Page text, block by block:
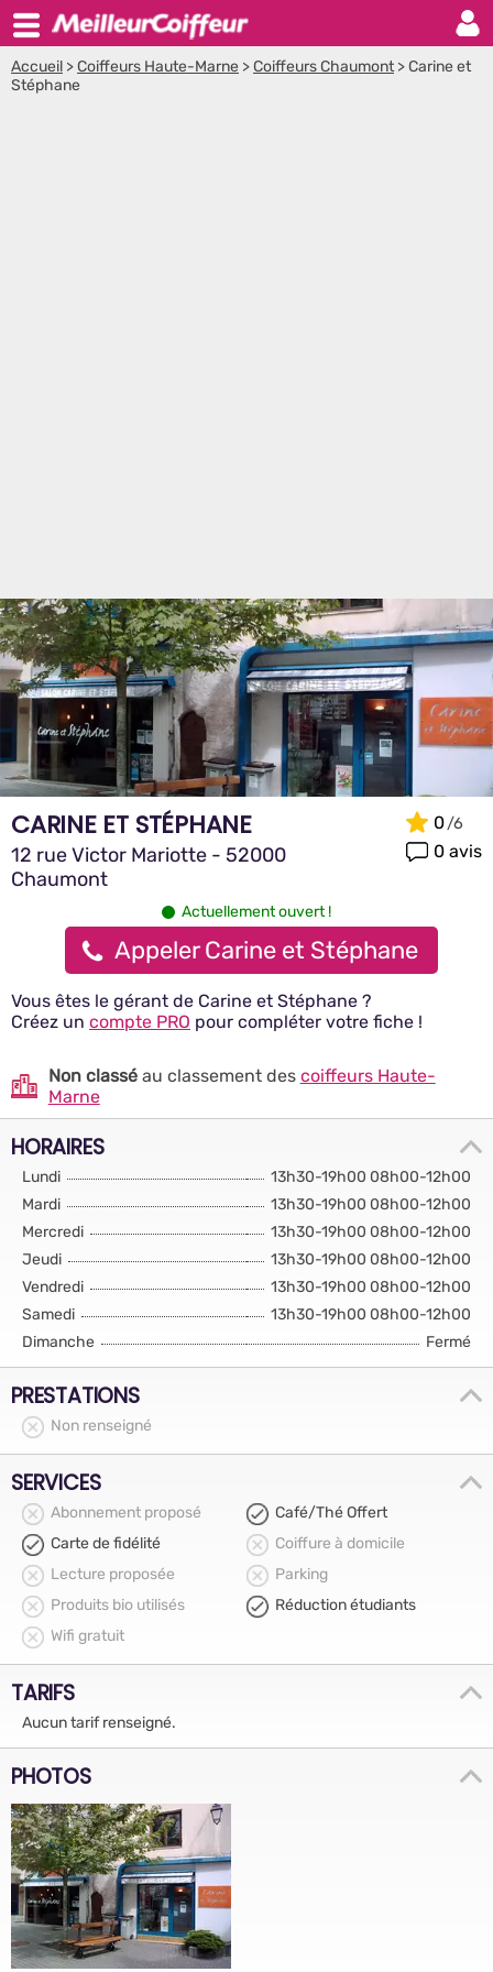
Accueil >Coiffeurs Haute-Marne >Coiffeurs Chaumont>Carine et
Stéphane
CARINE ET STÉPHANE
12 rue Victor Mariotte - 52000
Chaumont
0
0 avis
Actuellement ouvert !
Appeler Carine et Stéphane
Vous êtes le gérant de Carine et Stéphane ?
Créez un compte PRO pour compléter votre fiche !
Non classéau classement des coiffeurs Haute-
Marne
HORAIRES
Lundi
13h30-19h00 08h00-12h00
Mardi
13h30-19h00 08h00-12h00
Mercredi
13h30-19h00 08h00-12h00
Jeudi
13h30-19h00 08h00-12h00
Vendredi
13h30-19h00 08h00-12h00
Samedi
13h30-19h00 08h00-12h00
Dimanche
Fermé
PRESTATIONS
Non renseigné
SERVICES
Abonnement proposé
Café/Thé Offert
Carte de fidélité
Coiffure à domicile
Lecture proposée
Parking
Produits bio utilisés
Réduction étudiants
Wifi gratuit
TARIFS
Aucun tarif renseigné.
PHOTOS